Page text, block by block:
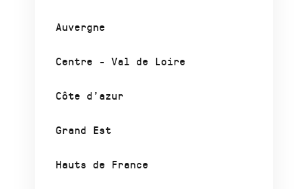
Auvergne
Centre - Val de Loire
Côte d’azur
Grand Est
Hauts de France